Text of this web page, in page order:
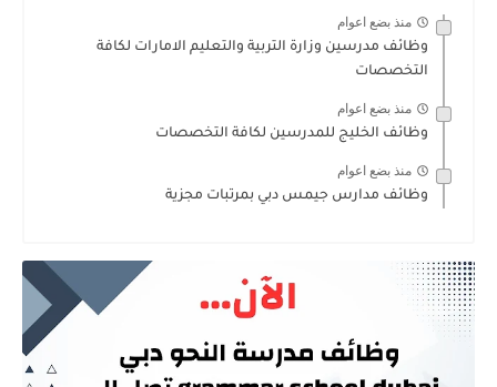
منذ بضع اعوام
وظائف مدرسين وزارة التربية والتعليم الامارات لكافة
التخصصات
منذ بضع اعوام
وظائف الخليج للمدرسين لكافة التخصصات
منذ بضع اعوام
وظائف مدارس جيمس دبي بمرتبات مجزية